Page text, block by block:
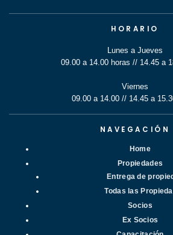
HORARIO
Lunes a Jueves
09.00 a 14.00 horas // 14.45 a
Viernes
09.00 a 14.00 // 14.45 a
NAVEGACIÓN
Home
Propiedades
Entrega de
Todas las
Socios
Ex Socios